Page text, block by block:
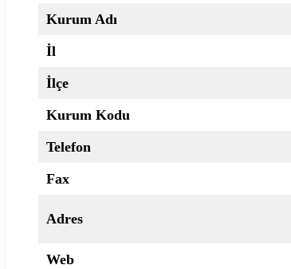
Kurum Adı
İl
İlçe
Kurum Kodu
Telefon
Fax
Adres
Web